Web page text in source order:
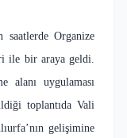
saatlerde Organize
ile bir araya geldi.
alanı uygulaması
toplantıda Vali
gelişimine